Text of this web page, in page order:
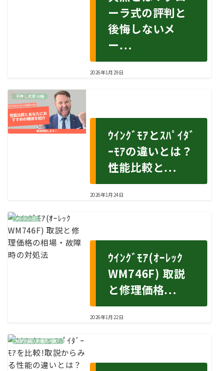
ーラ式の評判と
後悔しないメ
ー...
2026年1月29日
手押し式草刈機
ｳｲﾝｸﾞﾓｱとｽﾊﾟｲﾀﾞ
ｰﾓｱの違いとは？
性能比較と...
2026年1月24日
オーレック
ｳｲﾝｸﾞﾓｱ(ｵｰﾚｯｸ
WM746F) 取説
と修理価格...
2026年1月22日
畦草刈機（斜面草刈機）